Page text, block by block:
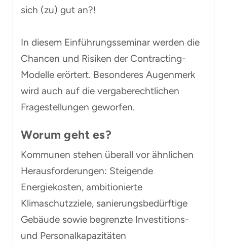
sich (zu) gut an?!
In diesem Einführungsseminar werden die
Chancen und Risiken der Contracting-
Modelle erörtert. Besonderes Augenmerk
wird auch auf die vergaberechtlichen
Fragestellungen geworfen.
Worum geht es?
Kommunen stehen überall vor ähnlichen
Herausforderungen: Steigende
Energiekosten, ambitionierte
Klimaschutzziele, sanierungsbedürftige
Gebäude sowie begrenzte Investitions-
und Personalkapazitäten